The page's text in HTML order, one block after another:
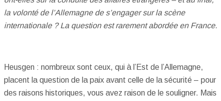
la volonté de l’Allemagne de s’engager sur la scène
internationale ? La question est rarement abordée en France.
Heusgen : nombreux sont ceux, qui à l’Est de l’Allemagne,
placent la question de la paix avant celle de la sécurité – pour
des raisons historiques, vous avez raison de le souligner. Mais